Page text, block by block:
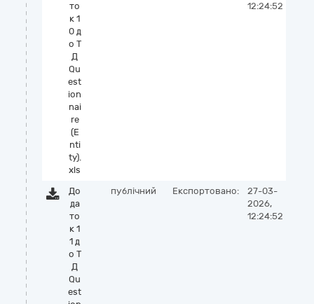
то
к 1
0 д
о Т
Д
Qu
est
ion
nai
re
(E
nti
ty).
xls
12:24:52
До
да
то
к 1
1 д
о Т
Д
Qu
est
публічний Експортовано:
27-03-
2026,
12:24:52